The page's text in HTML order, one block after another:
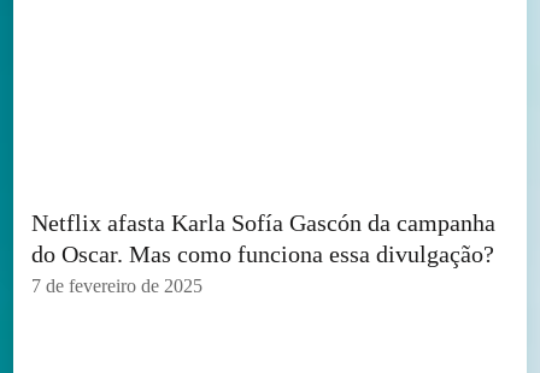
Netflix afasta Karla Sofía Gascón da campanha
do Oscar. Mas como funciona essa divulgação?
7 de fevereiro de 2025